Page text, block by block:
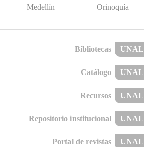
Medellín Orinoquía
Bibliotecas UNAL
Catálogo UNAL
Recursos UNAL
Repositorio institucional UNAL
Portal de revistas UNAL